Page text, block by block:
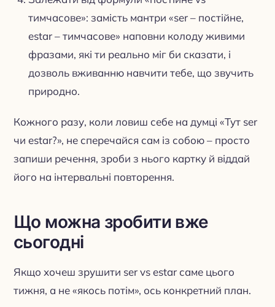
тимчасове»: замість мантри «ser – постійне,
estar – тимчасове» наповни колоду живими
фразами, які ти реально міг би сказати, і
дозволь вживанню навчити тебе, що звучить
природно.
Кожного разу, коли ловиш себе на думці «Тут ser
чи estar?», не сперечайся сам із собою – просто
запиши речення, зроби з нього картку й віддай
його на інтервальні повторення.
Що можна зробити вже
сьогодні
Якщо хочеш зрушити ser vs estar саме цього
тижня, а не «якось потім», ось конкретний план.